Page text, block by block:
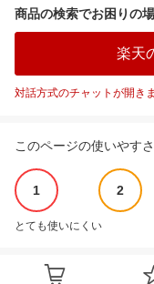
商品の検索でお困りの
楽天
対話方式のチャットが開きま
このページの使いやす
1 2
とても使いにくい